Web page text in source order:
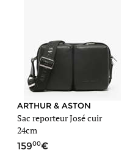
ARTHUR & ASTON
Sac reporteur José cuir
24cm
15900